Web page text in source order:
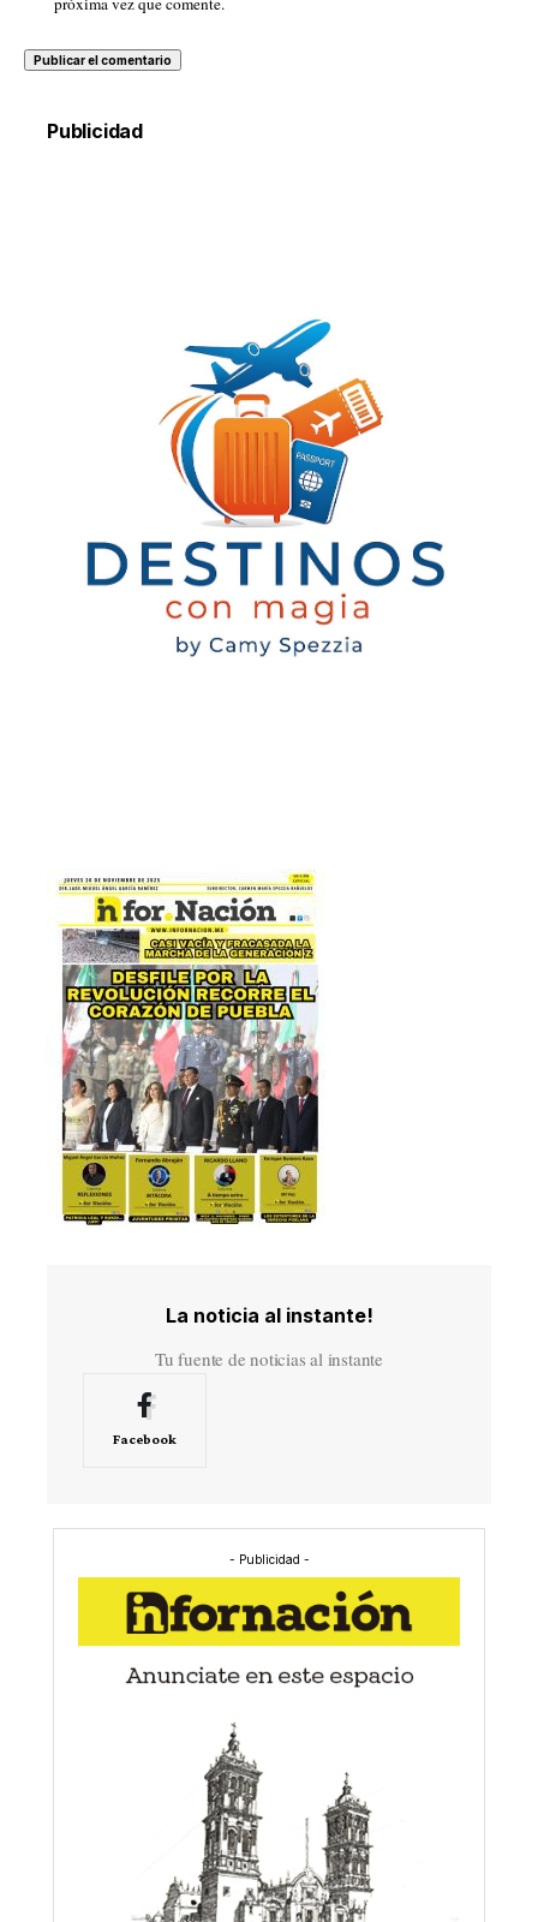
Publicidad
La noticia al instante!
Tu fuente de noticias al instante
Facebook
- Publicidad -